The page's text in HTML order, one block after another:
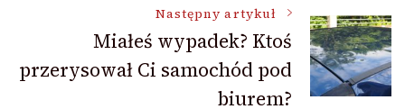
Następny artykuł
Miałeś wypadek? Ktoś
przerysował Ci samochód pod
biurem?